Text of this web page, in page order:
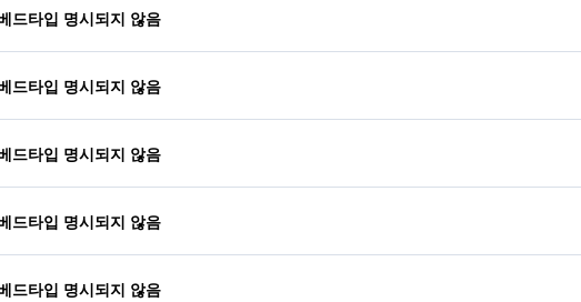
드타입 명시되지 않음
드타입 명시되지 않음
드타입 명시되지 않음
드타입 명시되지 않음
드타입 명시되지 않음